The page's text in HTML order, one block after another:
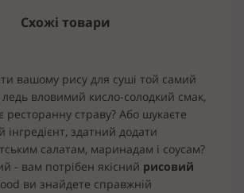
Схожі товари
вашому рису для суші той самий
вловимий кисло-солодкий смак,
ресторанну страву? Або шукаєте
інгредієнт, здатний додати
салатам, маринадам і соусам?
- вам потрібен якісний рисовий
ви знайдете справжній